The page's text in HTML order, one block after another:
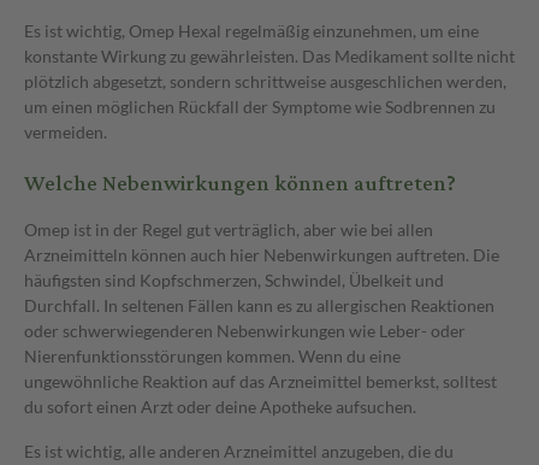
Es ist wichtig, Omep Hexal regelmäßig einzunehmen, um eine
konstante Wirkung zu gewährleisten. Das Medikament sollte nicht
plötzlich abgesetzt, sondern schrittweise ausgeschlichen werden,
um einen möglichen Rückfall der Symptome wie Sodbrennen zu
vermeiden.
Welche Nebenwirkungen können auftreten?
Omep ist in der Regel gut verträglich, aber wie bei allen
Arzneimitteln können auch hier Nebenwirkungen auftreten. Die
häufigsten sind Kopfschmerzen, Schwindel, Übelkeit und
Durchfall. In seltenen Fällen kann es zu allergischen Reaktionen
oder schwerwiegenderen Nebenwirkungen wie Leber- oder
Nierenfunktionsstörungen kommen. Wenn du eine
ungewöhnliche Reaktion auf das Arzneimittel bemerkst, solltest
du sofort einen Arzt oder deine Apotheke aufsuchen.
Es ist wichtig, alle anderen Arzneimittel anzugeben, die du